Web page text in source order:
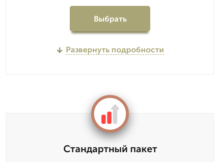
Выбрать
Развернуть подробности
Стандартный пакет